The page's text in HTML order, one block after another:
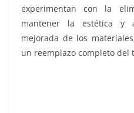
experimentan con la
mantener la estética y
mejorada de los
un reemplazo completo del